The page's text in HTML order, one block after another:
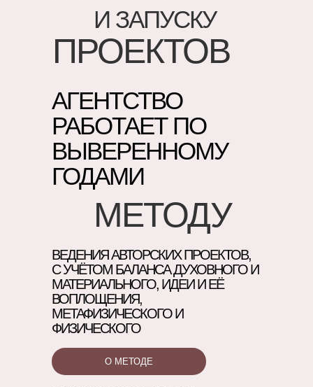
ПРОЕКТОВ
И ЗАПУСКУ
О МЕТОДЕ
ВЕДЕНИЯ АВТОРСКИХ ПРОЕКТОВ,
С УЧЁТОМ БАЛАНСА ДУХОВНОГО И
МАТЕРИАЛЬНОГО, ИДЕИ И ЕЁ
ВОПЛОЩЕНИЯ,
МЕТАФИЗИЧЕСКОГО И
ФИЗИЧЕСКОГО
АГЕНТСТВО
РАБОТАЕТ ПО
ВЫВЕРЕННОМУ
ГОДАМИ
МЕТОДУ
ЗОВ
Действую, но не вижу
связи с собой
Чувствую порыв к
созиданию, но не уверен(а)